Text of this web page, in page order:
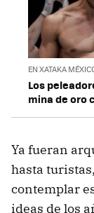
EN XATAKA
Los
mina de oro
Ya fueran
hasta
contemplar
ideas de los